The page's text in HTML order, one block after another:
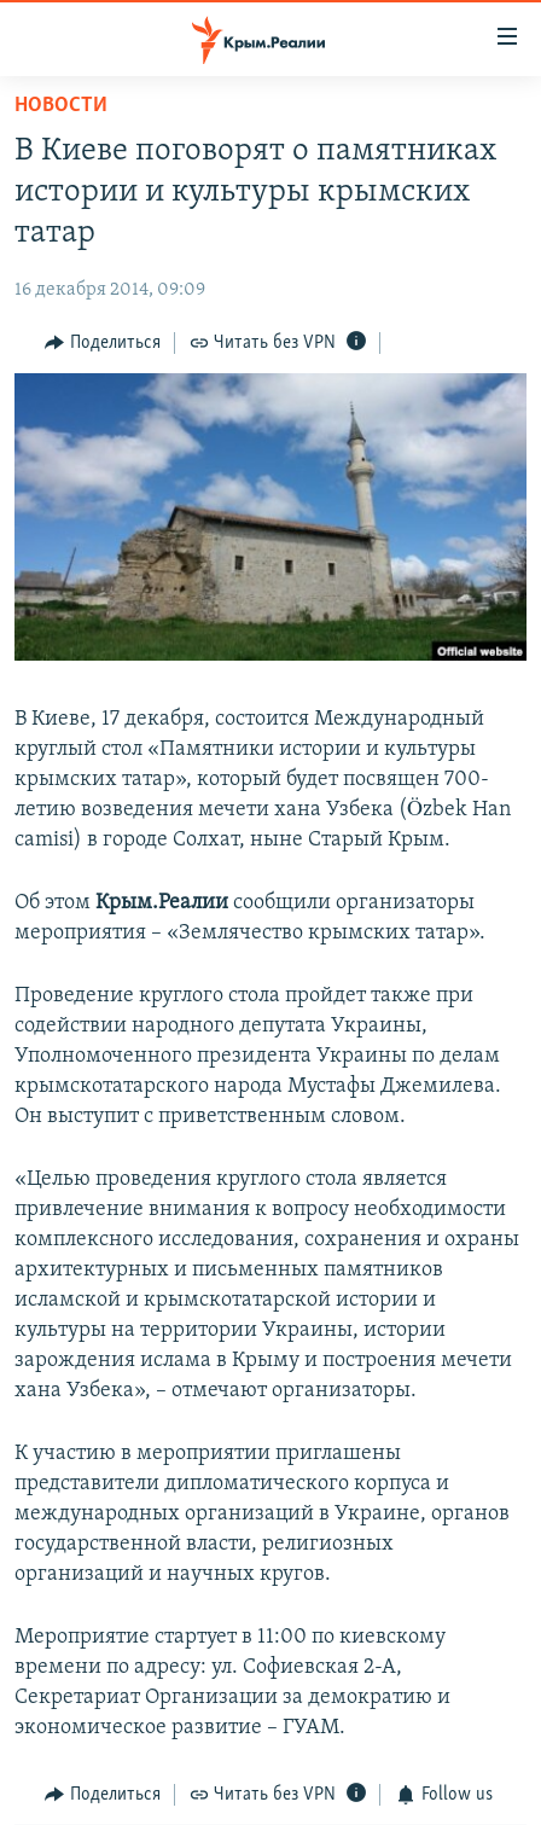
Вернуться
основному
содержанию
Вернутся
главной
навигации
Вернутся
11 ЛЕТ ОККУПАЦИИ КРЫМА. 11 ИСТОРИЙ СОПРОТИВЛЕНИЯ
ЕЩЕ
ИНТЕРАКТИВ
ИНФОГРАФИКА
ТЕЛЕПРОЕКТ КРЫМ.РЕАЛИИ
СОВЕТЫ ПРАВОЗАЩИТНИКОВ
ПРОПАВШИЕ БЕЗ ВЕСТИ
ПОБЕДИТЕЛЕЙ НЕ СУДЯТ?
КРЫМ.НЕПОКОРЕННЫЙ
ELIFBE
РАДІО СВОБОДА
КАК ОБОЙТИ БЛОКИРОВКУ
Українською
Qırımtatar
ПРИСОЕДИНЯЙТЕСЬ!
Все сайты RFE/RL
НОВОСТИ
В Киеве поговорят о памятниках
истории и культуры крымских
татар
16 декабря 2014, 09:09
Поделиться Читать без VPN
В Киеве, 17 декабря, состоится Международный
круглый стол «Памятники истории и культуры
крымских татар», который будет посвящен 700-
летию возведения мечети хана Узбека (Özbek Han
camisi) в городе Солхат, ныне Старый Крым.
Об этом Крым.Реалии сообщили организаторы
мероприятия – «Землячество крымских татар».
Проведение круглого стола пройдет также при
содействии народного депутата Украины,
Уполномоченного президента Украины по делам
крымскотатарского народа Мустафы Джемилева.
Он выступит с приветственным словом.
«Целью проведения круглого стола является
привлечение внимания к вопросу необходимости
комплексного исследования, сохранения и охраны
архитектурных и письменных памятников
исламской и крымскотатарской истории и
культуры на территории Украины, истории
зарождения ислама в Крыму и построения мечети
хана Узбека», – отмечают организаторы.
К участию в мероприятии приглашены
представители дипломатического корпуса и
международных организаций в Украине, органов
государственной власти, религиозных
организаций и научных кругов.
Мероприятие стартует в 11:00 по киевскому
времени по адресу: ул. Софиевская 2-А,
Секретариат Организации за демократию и
экономическое развитие – ГУАМ.
Поделиться Читать без VPN Follow us